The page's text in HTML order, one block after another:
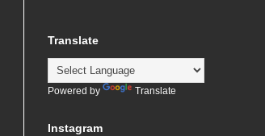
Translate
Powered by Translate
Instagram